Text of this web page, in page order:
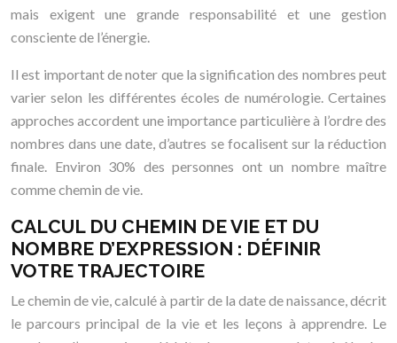
mais exigent une grande responsabilité et une gestion
consciente de l’énergie.
Il est important de noter que la signification des nombres peut
varier selon les différentes écoles de numérologie. Certaines
approches accordent une importance particulière à l’ordre des
nombres dans une date, d’autres se focalisent sur la réduction
finale. Environ 30% des personnes ont un nombre maître
comme chemin de vie.
CALCUL DU CHEMIN DE VIE ET DU
NOMBRE D’EXPRESSION : DÉFINIR
VOTRE TRAJECTOIRE
Le chemin de vie, calculé à partir de la date de naissance, décrit
le parcours principal de la vie et les leçons à apprendre. Le